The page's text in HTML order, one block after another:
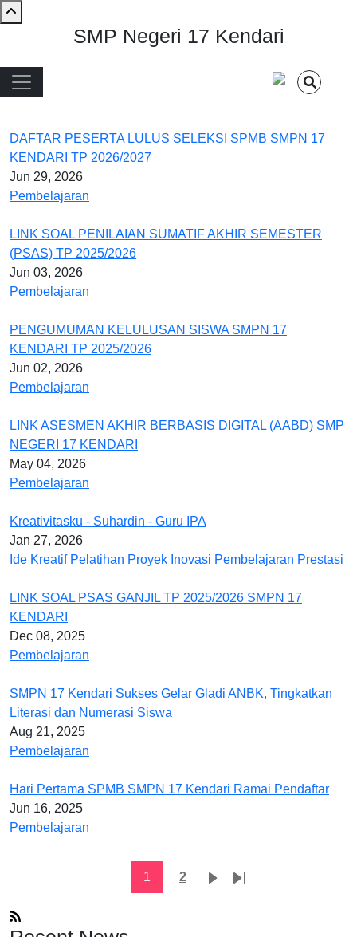
Skip to main content
SMP Negeri 17 Kendari
Main navigation
DAFTAR PESERTA LULUS SELEKSI SPMB SMPN 17
KENDARI TP 2026/2027
Jun 29, 2026
Pembelajaran
LINK SOAL PENILAIAN SUMATIF AKHIR SEMESTER
(PSAS) TP 2025/2026
Jun 03, 2026
Pembelajaran
PENGUMUMAN KELULUSAN SISWA SMPN 17
KENDARI TP 2025/2026
Jun 02, 2026
Pembelajaran
LINK ASESMEN AKHIR BERBASIS DIGITAL (AABD) SMP
NEGERI 17 KENDARI
May 04, 2026
Pembelajaran
Kreativitasku - Suhardin - Guru IPA
Jan 27, 2026
Ide Kreatif Pelatihan Proyek Inovasi Pembelajaran Prestasi
LINK SOAL PSAS GANJIL TP 2025/2026 SMPN 17
KENDARI
Dec 08, 2025
Pembelajaran
SMPN 17 Kendari Sukses Gelar Gladi ANBK, Tingkatkan
Literasi dan Numerasi Siswa
Aug 21, 2025
Pembelajaran
Hari Pertama SPMB SMPN 17 Kendari Ramai Pendaftar
Jun 16, 2025
Pembelajaran
Current page
1 Page
2 Next page
Last page